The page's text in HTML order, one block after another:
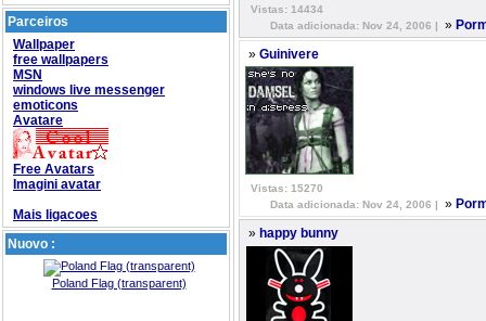
Parceiros
Wallpaper
free wallpapers
MSN
windows live messenger
emoticons
Avatare
Free Avatars
Imagini avatar
Mais ligacoes
Nuovo :
Poland Flag (transparent)
Vistas: 14434
Data adicionada: Nov 24, 2006 |
»
» Guinivere
Vistas: 15270
Data adicionada: Nov 24, 2006 |
»
» happy bunny